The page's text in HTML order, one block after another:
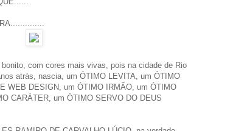
com cores mais vivas, pois na cidade de Rio
atrás, nascia, um ÓTIMO LEVITA, um ÓTIMO
WEB DESIGN, um ÓTIMO IRMÃO, um ÓTIMO
CARÁTER, um ÓTIMO SERVO DO DEUS